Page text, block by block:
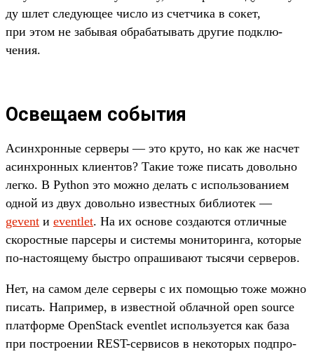
ду шлет сле­дующее чис­ло из счет­чика в сокет,
при этом не забывая обра­баты­вать дру­гие под­клю­
чения.
Освещаем события
Асин­хрон­ные сер­веры — это кру­то, но как же нас­чет
асин­хрон­ных кли­ентов? Такие тоже писать доволь­но
лег­ко. В Python это мож­но делать с исполь­зовани­ем
одной из двух доволь­но извес­тных биб­лиотек —
gevent и eventlet. На их осно­ве соз­дают­ся отличные
ско­рос­тные пар­серы и сис­темы монито­рин­га, которые
по‑нас­тояще­му быс­тро опра­шива­ют тысячи сер­веров.
Нет, на самом деле сер­веры с их помощью тоже мож­но
писать. Нап­ример, в извес­тной облачной open source
плат­форме OpenStack eventlet исполь­зует­ся как база
при пос­тро­ении REST-сер­висов в некото­рых под­про­